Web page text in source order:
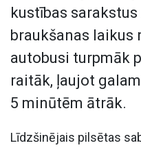
kustības
braukšanas laikus
autobusi turpmāk
raitāk, ļaujot
5 minūtēm ātrāk.
Līdzšinējais pilsētas